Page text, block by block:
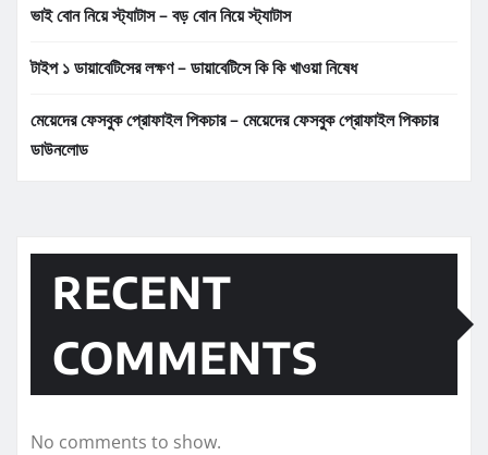
ভাই বোন নিয়ে স্ট্যাটাস – বড় বোন নিয়ে স্ট্যাটাস
টাইপ ১ ডায়াবেটিসের লক্ষণ – ডায়াবেটিসে কি কি খাওয়া নিষেধ
মেয়েদের ফেসবুক প্রোফাইল পিকচার – মেয়েদের ফেসবুক প্রোফাইল পিকচার
ডাউনলোড
RECENT
COMMENTS
No comments to show.